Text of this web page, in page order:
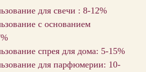
для свечи : 8-12%
с основанием
спрея для дома: 5-15%
для парфюмерии: 10-